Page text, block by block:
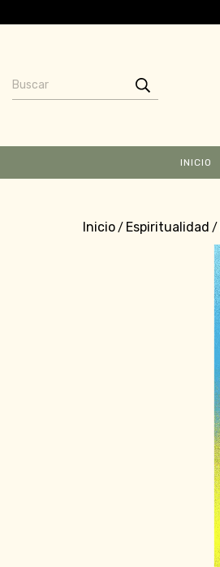
INICIO
Inicio/ Espiritualidad /